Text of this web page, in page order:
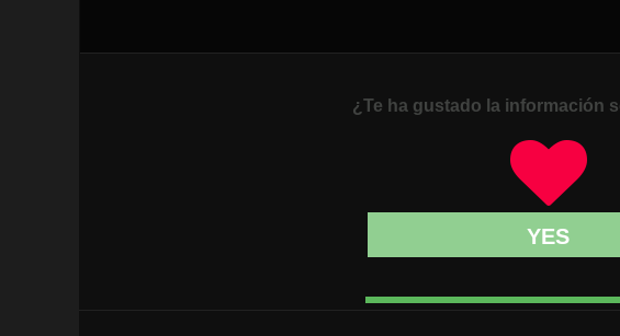
¿Te ha gustado la información
YES